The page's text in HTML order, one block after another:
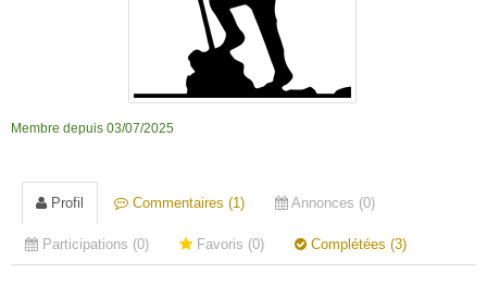
Membre depuis 03/07/2025
Profil Commentaires (1) Annonces (0)
Participations (0) Favoris (0) Complétées (3)